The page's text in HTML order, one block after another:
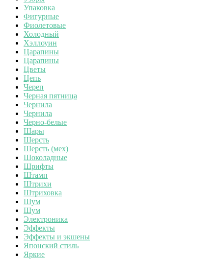
Упаковка
Фигурные
Фиолетовые
Холодный
Хэллоуин
Царапины
Царапины
Цветы
Цепь
Череп
Черная пятница
Чернила
Чернила
Черно-белые
Шары
Шерсть
Шерсть (мех)
Шоколадные
Шрифты
Штамп
Штрихи
Штриховка
Шум
Шум
Электроника
Эффекты
Эффекты и экшены
Японский стиль
Яркие